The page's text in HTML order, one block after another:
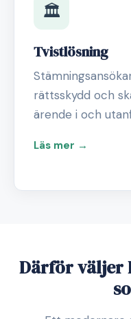
🏛️
Tvistlösning
rättsskydd och
ärende i och
Läs mer →
Därför väljer